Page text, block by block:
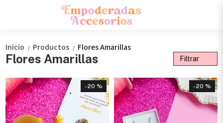
Inicio / Productos / Flores Amarillas
Flores Amarillas Filtrar
- 20 % - 20 %